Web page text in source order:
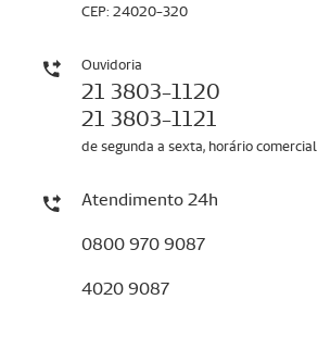
CEP: 24020-320
Ouvidoria
21 3803-1120
21 3803-1121
de segunda a sexta, horário comercial
Atendimento 24h
0800 970 9087
4020 9087